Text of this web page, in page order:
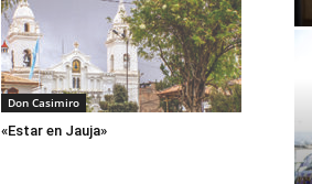
Don Casimiro
«Estar en Jauja»